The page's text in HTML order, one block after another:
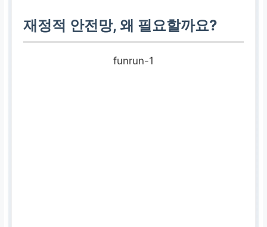
재정적 안전망, 왜 필요할까요?
funrun-1